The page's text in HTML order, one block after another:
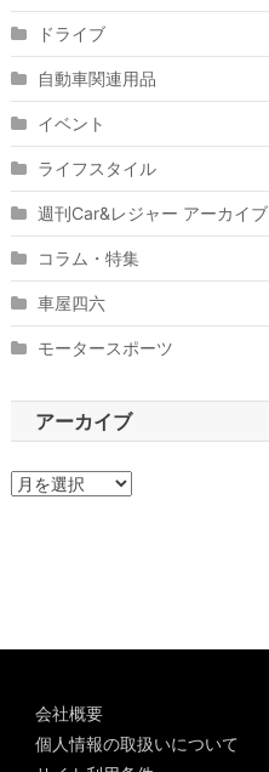
ドライブ
自動車関連用品
イベント
ライフスタイル
週刊Car&レジャー アーカイブ
コラム・特集
車屋四六
モータースポーツ
アーカイブ
ア
会社概要
個人情報の取扱いについて